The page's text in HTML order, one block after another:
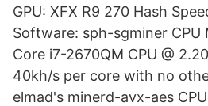
GPU: XFX R9 270 Hash
Software: sph-sgminer CPU
Core i7-2670QM CPU @
40kh/s per core with no
elmad's minerd-avx-aes